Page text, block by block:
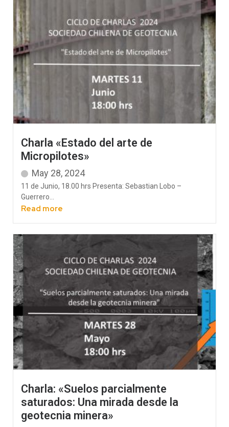
Charla «Estado del arte de
Micropilotes»
May 28, 2024
11 de Junio, 18.00 hrs Presenta: Sebastian Lobo –
Guerrero...
Read more
Charla: «Suelos parcialmente
saturados: Una mirada desde la
geotecnia minera»